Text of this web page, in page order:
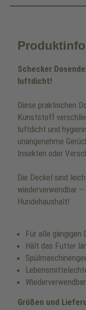
Schecker
luftdicht!
Diese praktischen
Kunststoff
luftdicht und
unangenehme
Insekten oder
Die Deckel sind
wiederverwendbar
Hundehaushalt!
Für alle gängigen
Hält das Futter
Größen und